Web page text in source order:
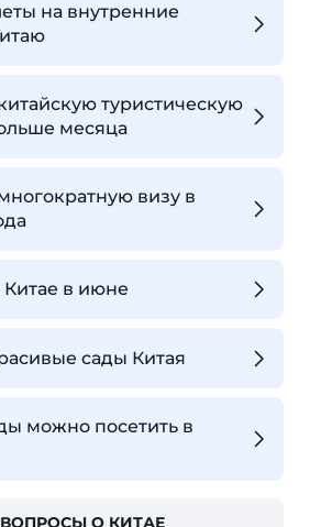
на внутренние
туристическую
месяца
визу в
Китае в июне
сады Китая
можно посетить в
ВОПРОСЫ О КИТАЕ